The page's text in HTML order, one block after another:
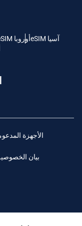
آسيا eSIM أوروبا eSIM
الأجهزة
بيان